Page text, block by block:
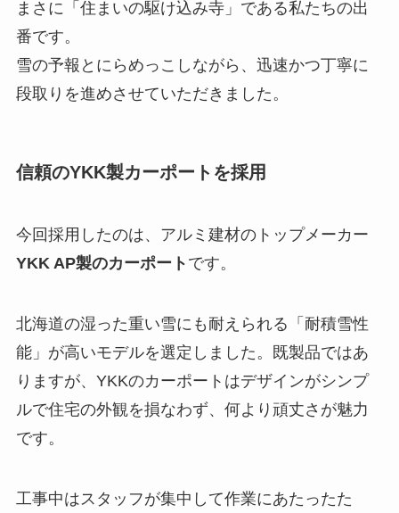
まさに「住まいの駆け込み寺」である私たちの出
番です。
雪の予報とにらめっこしながら、迅速かつ丁寧に
段取りを進めさせていただきました。
信頼のYKK製カーポートを採用
今回採用したのは、アルミ建材のトップメーカー
YKK AP製のカーポート です。
北海道の湿った重い雪にも耐えられる「耐積雪性
能」が高いモデルを選定しました。既製品ではあ
りますが、YKKのカーポートはデザインがシンプ
ルで住宅の外観を損なわず、何より頑丈さが魅力
です。
工事中はスタッフが集中して作業にあたったた